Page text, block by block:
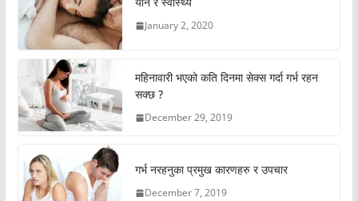
January 2, 2020
महिनावारी भएको कति दिनमा सेक्स गर्दा गर्भ रहन
सक्छ ?
December 29, 2019
गर्भ नरहनुका प्रमुख कारणहरु र उपचार
December 7, 2019